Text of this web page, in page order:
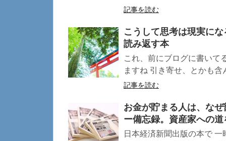
記事を読む
こうして思考は現実に
読み返す本
これ、前にブログに書いて
ますね 引き寄せ、とかも
記事を読む
お金が貯まる人は、な
ー備忘録。資産家への
日本経済新聞出版の本で